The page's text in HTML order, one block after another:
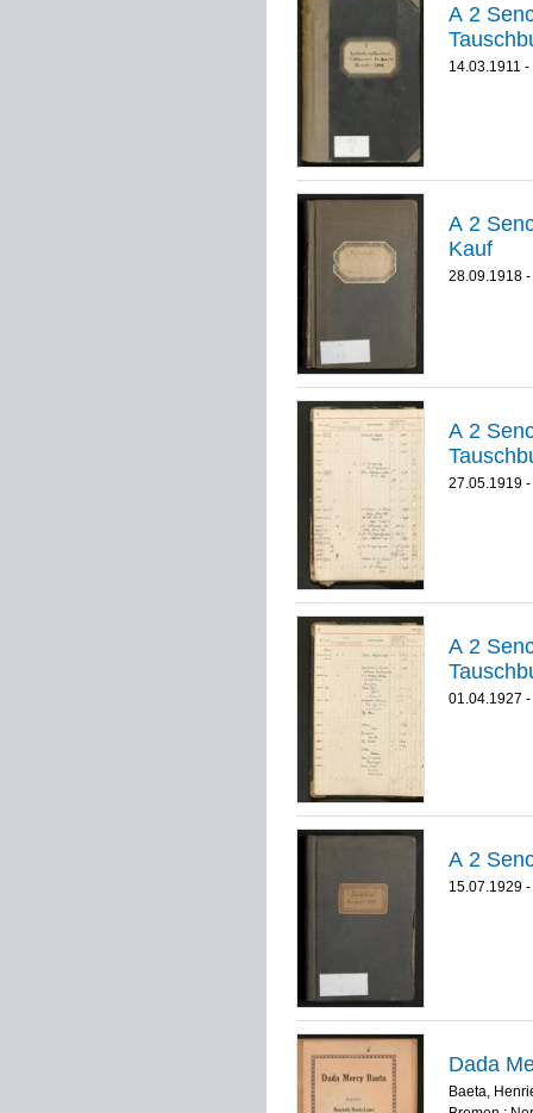
A 2
14.03.1911
A 2
Kauf
28.09.1918
A 2
27.05.1919
A 2
01.04.1927
15.07.1929
Dada
Baeta,